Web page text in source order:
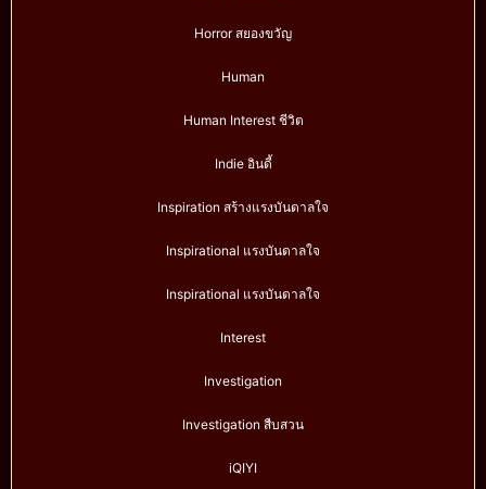
Horror สยองขวัญ
Human
Human Interest ชีวิต
Indie อินดี้
Inspiration สร้างแรงบันดาลใจ
Inspirational แรงบันดาลใจ
Inspirational แรงบันดาลใจ
Interest
Investigation
Investigation สืบสวน
iQIYI